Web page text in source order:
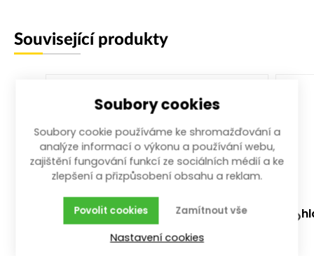
Související produkty
ráčna přepínací 1/4" na bity
1/4"
Soubory cookies
Soubory cookie používáme ke shromažďování a
analýze informací o výkonu a používání webu,
zajištění fungování funkcí ze sociálních médií a ke
zlepšení a přizpůsobení obsahu a reklam.
Zamítnout vše
Povolit cookies
Nastavení cookies